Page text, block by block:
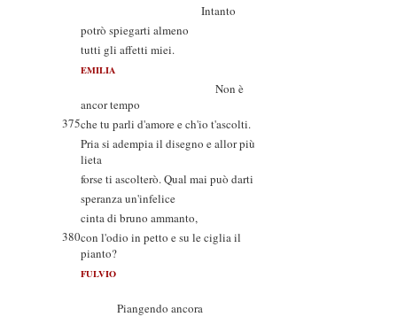
Intanto
potrò spiegarti almeno
tutti gli affetti miei.
EMILIA
Non è
ancor tempo
375che tu parli d'amore e ch'io t'ascolti.
Pria si adempia il disegno e allor più
lieta
forse ti ascolterò. Qual mai può darti
speranza un'infelice
cinta di bruno ammanto,
380con l'odio in petto e su le ciglia il
pianto?
FULVIO
Piangendo ancora